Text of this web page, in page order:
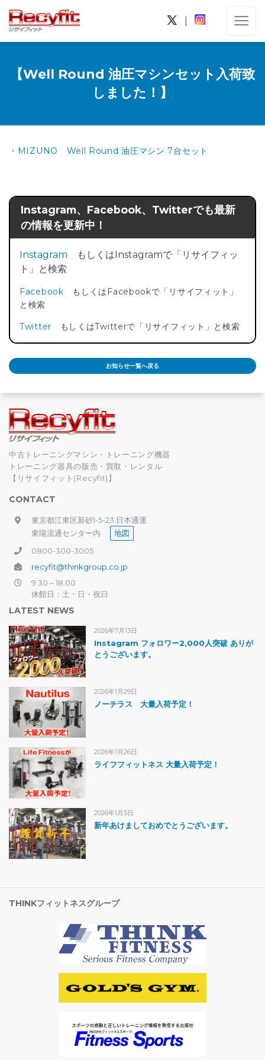
【Well Round 油圧マシンセット入荷致
しました！】
・MIZUNO Well Round 油圧マシン 7台セット
Instagram、Facebook、Twitterでも最新
の情報を更新中！
Instagram もしくはInstagramで「リサイフィッ
ト」と検索
Facebook もしくはFacebookで「リサイフィット」
と検索
Twitter もしくはTwitterで「リサイフィット」と検索
お知らせ一覧へ戻る
中古トレーニングマシン・トレーニング機器
トレーニング器具の販売・買取・レンタル
【リサイフィット(Recyfit)】
CONTACT
東京都江東区新砂1-5-23 日本通運
東陽流通センター内
地図
0800-300-3005
recyfit@thinkgroup.co.jp
9:30～18:00
休館日：土・日・祝日
LATEST NEWS
2026年7月13日
Instagram フォロワー2,000人突破 ありが
とうございます。
2026年1月29日
ノーチラス 大量入荷予定！
2026年1月26日
ライフフィットネス 大量入荷予定！
2026年1月5日
新年あけましておめでとうございます。
THINKフィットネスグループ